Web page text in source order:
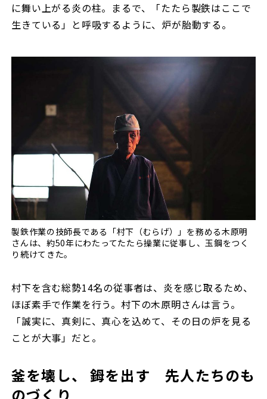
に舞い上がる炎の柱。まるで、「たたら製鉄はここで
生きている」と呼吸するように、炉が胎動する。
製鉄作業の技師長である「村下（むらげ）」を務める木原明
さんは、約50年にわたってたたら操業に従事し、玉鋼をつく
り続けてきた。
村下を含む総勢14名の従事者は、炎を感じ取るため、
ほぼ素手で作業を行う。村下の木原明さんは言う。
「誠実に、真剣に、真心を込めて、その日の炉を見る
ことが大事」だと。
釜を壊し、 鉧を出す 先人たちのも
のづくり